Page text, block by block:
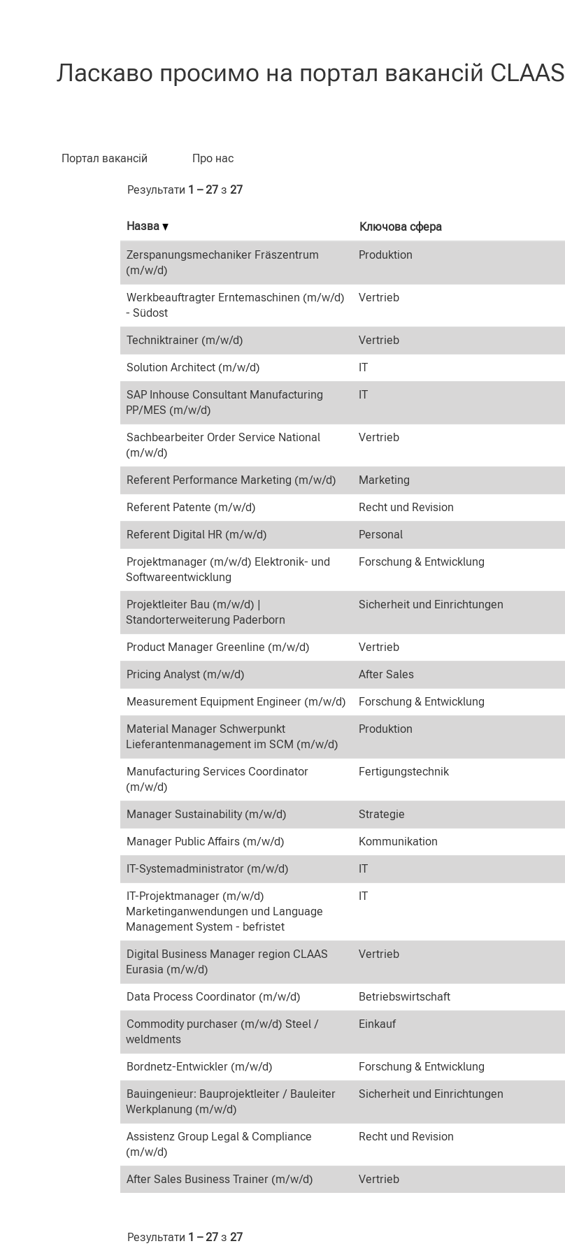
Ласкаво просимо на портал вакансій CLAAS
Портал вакансій Про нас
Пошук за ключовим словом
Результати 1 – 27 з 27
Назва Ключова сфера
Zerspanungsmechaniker Fräszentrum
(m/w/d)
Produktion
Werkbeauftragter Erntemaschinen (m/w/d)
- Südost
Vertrieb
Techniktrainer (m/w/d) Vertrieb
Solution Architect (m/w/d) IT
SAP Inhouse Consultant Manufacturing
PP/MES (m/w/d)
IT
Sachbearbeiter Order Service National
(m/w/d)
Vertrieb
Referent Performance Marketing (m/w/d) Marketing
Referent Patente (m/w/d) Recht und Revision
Referent Digital HR (m/w/d) Personal
Projektmanager (m/w/d) Elektronik- und
Softwareentwicklung
Forschung & Entwicklung
Projektleiter Bau (m/w/d) |
Standorterweiterung Paderborn
Sicherheit und Einrichtungen
Product Manager Greenline (m/w/d) Vertrieb
Pricing Analyst (m/w/d) After Sales
Measurement Equipment Engineer (m/w/d) Forschung & Entwicklung
Material Manager Schwerpunkt
Lieferantenmanagement im SCM (m/w/d)
Produktion
Manufacturing Services Coordinator
(m/w/d)
Fertigungstechnik
Manager Sustainability (m/w/d) Strategie
Manager Public Affairs (m/w/d) Kommunikation
IT-Systemadministrator (m/w/d) IT
IT-Projektmanager (m/w/d)
Marketinganwendungen und Language
Management System - befristet
IT
Digital Business Manager region CLAAS
Eurasia (m/w/d)
Vertrieb
Data Process Coordinator (m/w/d) Betriebswirtschaft
Commodity purchaser (m/w/d) Steel /
weldments
Einkauf
Bordnetz-Entwickler (m/w/d) Forschung & Entwicklung
Bauingenieur: Bauprojektleiter / Bauleiter
Werkplanung (m/w/d)
Sicherheit und Einrichtungen
Assistenz Group Legal & Compliance
(m/w/d)
Recht und Revision
After Sales Business Trainer (m/w/d) Vertrieb
Результати 1 – 27 з 27